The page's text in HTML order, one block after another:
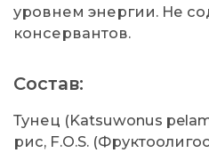
уровнем энергии. Не
консервантов.
Состав:
Тунец (Katsuwonus
рис, F.O.S.